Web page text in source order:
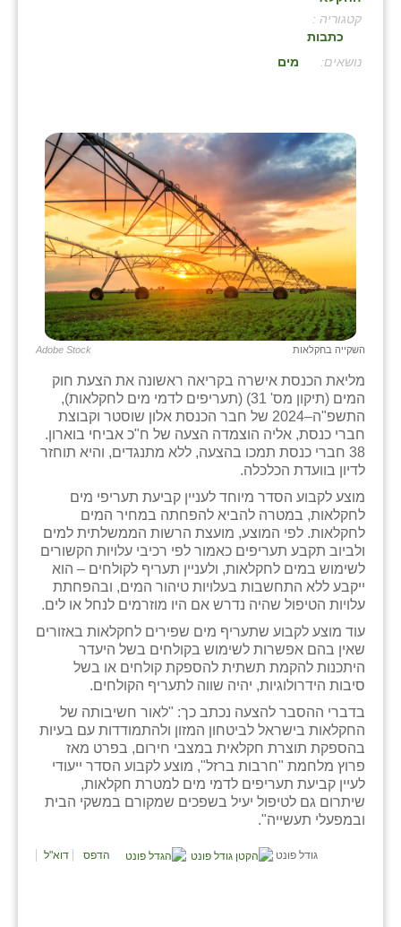
קטגוריה :
כתבות
:
מים
השקייה בחקלאות Adobe Stock
מליאת הכנסת אישרה בקריאה ראשונה את הצעת חוק
המים (תיקון מס' 31) (תעריפים לדמי מים לחקלאות),
התשפ"ה–2024 של חבר הכנסת אלון שוסטר וקבוצת
חברי כנסת, אליה הוצמדה הצעה של ח"כ אביחי בוארון.
38 חברי כנסת תמכו בהצעה, ללא מתנגדים, והיא תוחזר
לדיון בוועדת הכלכלה.
מוצע לקבוע הסדר מיוחד לעניין קביעת תעריפי מים
לחקלאות, במטרה להביא להפחתה במחיר המים
לחקלאות. לפי המוצע, מועצת הרשות הממשלתית למים
ולביוב תקבע תעריפים כאמור לפי רכיבי עלויות הקשורים
לשימוש במים לחקלאות, ולעניין תעריף לקולחים – הוא
ייקבע ללא התחשבות בעלויות טיהור המים, ובהפחתת
עלויות הטיפול שהיה נדרש אם היו מוזרמים לנחל או לים.
עוד מוצע לקבוע שתעריף מים שפירים לחקלאות באזורים
שאין בהם אפשרות לשימוש בקולחים בשל היעדר
היתכנות להקמת תשתית להספקת קולחים או בשל
סיבות הידרולוגיות, יהיה שווה לתעריף הקולחים.
בדברי ההסבר להצעה נכתב כך: "לאור חשיבותה של
החקלאות בישראל לביטחון המזון ולהתמודדות עם בעיות
בהספקת תוצרת חקלאית במצבי חירום, בפרט מאז
פרוץ מלחמת "חרבות ברזל", מוצע לקבוע הסדר ייעודי
לעיין קביעת תעריפים לדמי מים למטרת חקלאות,
שיתרום גם לטיפול יעיל בשפכים שמקורם במשקי הבית
ובמפעלי תעשייה".
גודל פונט הדפס דוא"ל
בני ציון
בצרה
ֿגבעת שפירא
גן הדרום
גן השומרון
ורד יריחו
דקל
זוהר
הדר עם
חבצלת השרון
חמרה
חרב לאת
יבול (מורג)
יקנעם
כליל
יד השמונה
כפר אביב
כפר ביאליק
כפר הרי״ף